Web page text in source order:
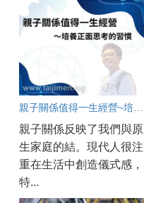
親子關係值得一生經營~培養...
親子關係反映了我們與原
生家庭的結。現代人很注
重在生活中創造儀式感，
特...